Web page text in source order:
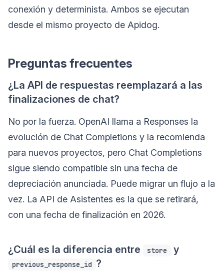
conexión y determinista. Ambos se ejecutan
desde el mismo proyecto de Apidog.
Preguntas frecuentes
¿La API de respuestas reemplazará a las
finalizaciones de chat?
No por la fuerza. OpenAI llama a Responses la
evolución de Chat Completions y la recomienda
para nuevos proyectos, pero Chat Completions
sigue siendo compatible sin una fecha de
depreciación anunciada. Puede migrar un flujo a la
vez. La API de Asistentes es la que se retirará,
con una fecha de finalización en 2026.
¿Cuál es la diferencia entre store y
previous_response_id ?